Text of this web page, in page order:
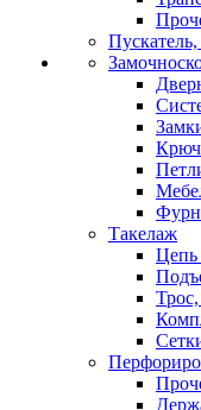
Пускатель,
Такелаж
Цепь